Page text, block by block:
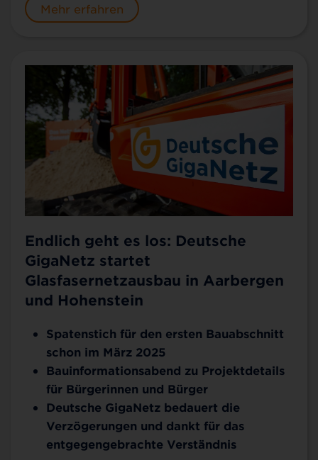
Mehr erfahren
Endlich geht es los: Deutsche
GigaNetz startet
Glasfasernetzausbau in Aarbergen
und Hohenstein
Spatenstich für den ersten Bauabschnitt
schon im März 2025
Bauinformationsabend zu Projektdetails
für Bürgerinnen und Bürger
Deutsche GigaNetz bedauert die
Verzögerungen und dankt für das
entgegengebrachte Verständnis